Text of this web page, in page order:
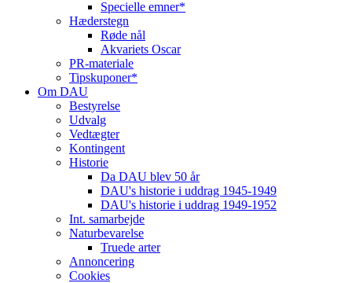
Specielle emner*
Hæderstegn
Røde nål
Akvariets Oscar
PR-materiale
Tipskuponer*
Om DAU
Bestyrelse
Udvalg
Vedtægter
Kontingent
Historie
Da DAU blev 50 år
DAU's historie i uddrag 1945-1949
DAU's historie i uddrag 1949-1952
Int. samarbejde
Naturbevarelse
Truede arter
Annoncering
Cookies